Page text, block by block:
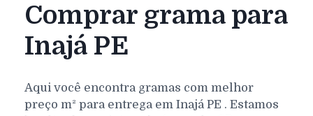
Comprar grama para
Inajá PE
Aqui você encontra gramas com melhor
preço m² para entrega em Inajá PE . Estamos